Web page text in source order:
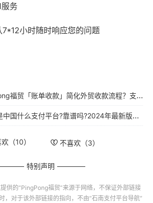
服务
小时随时响应您的问题
如何通过PingPong福贸「账单收款」简化外贸收款流程？支持信用卡付款，一文详解！
PingPong福贸是中国什么支付平台?靠谱吗?2024年最新版注册使用指南
（10） 不喜欢（3）
特别声明
提供的“PingPong福贸”来源于网络，不保证外部链接
，对于该外部链接的指向，不由“石南支付平台导航”